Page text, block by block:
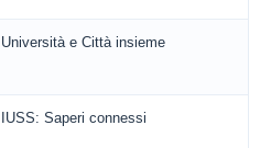
Università e Città insieme
IUSS: Saperi connessi